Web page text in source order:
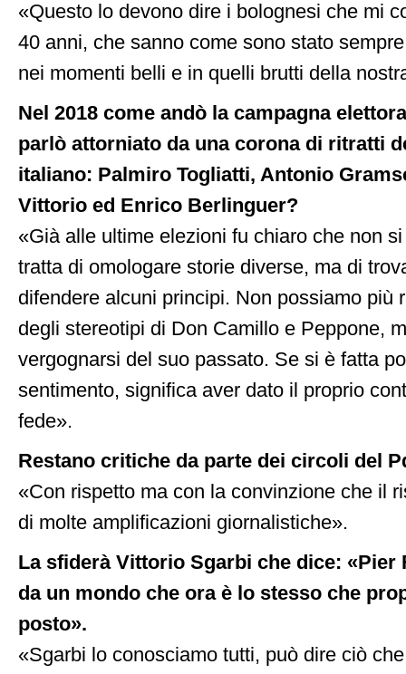
«Questo lo devono dire i bolognesi che mi
40 anni, che sanno come sono stato
nei momenti belli e in quelli brutti della
Nel 2018 come andò la campagna
parlò attorniato da una corona di ritratti
italiano: Palmiro Togliatti, Antonio
Vittorio ed Enrico Berlinguer?
«Già alle ultime elezioni fu chiaro che non
tratta di omologare storie diverse, ma di
difendere alcuni principi. Non possiamo più
degli stereotipi di Don Camillo e Peppone,
vergognarsi del suo passato. Se si è fatta
sentimento, significa aver dato il proprio
fede».
Restano critiche da parte dei circoli del
«Con rispetto ma con la convinzione che il
di molte amplificazioni giornalistiche».
La sfiderà Vittorio Sgarbi che dice: «Pier
da un mondo che ora è lo stesso che
posto».
«Sgarbi lo conosciamo tutti, può dire ciò